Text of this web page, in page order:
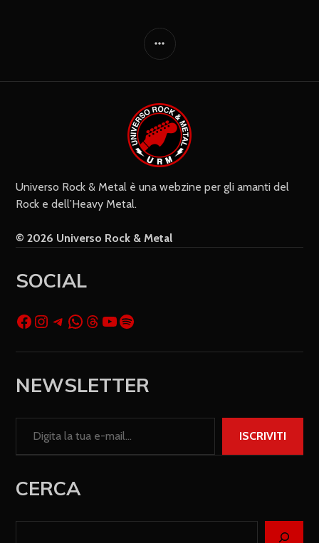
Universo Rock & Metal è una webzine per gli amanti del
Rock e dell’Heavy Metal.
© 2026 Universo Rock & Metal
SOCIAL
NEWSLETTER
ISCRIVITI
CERCA